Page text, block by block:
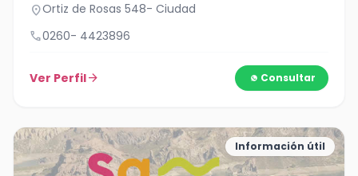
location_onOrtiz de Rosas 548- Ciudad
call0260- 4423896
Ver Perfilarrow_forward Consultar
Información útil